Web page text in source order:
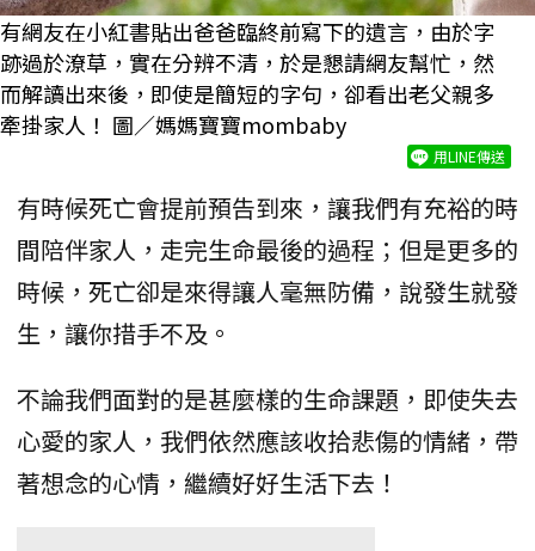
有網友在小紅書貼出爸爸臨終前寫下的遺言，由於字
跡過於潦草，實在分辨不清，於是懇請網友幫忙，然
而解讀出來後，即使是簡短的字句，卻看出老父親多
牽掛家人！ 圖／媽媽寶寶mombaby
用LINE傳送
有時候死亡會提前預告到來，讓我們有充裕的時
間陪伴家人，走完生命最後的過程；但是更多的
時候，死亡卻是來得讓人毫無防備，說發生就發
生，讓你措手不及。
不論我們面對的是甚麼樣的生命課題，即使失去
心愛的家人，我們依然應該收拾悲傷的情緒，帶
著想念的心情，繼續好好生活下去！